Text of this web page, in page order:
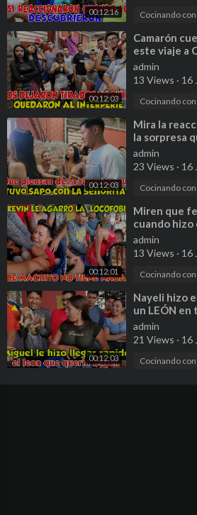
00:12:16 Cocinando
00:12:03
⁣Camarón
este viaje a
Miguel y
admin
13 Views · 16
Cocinando
00:12:03
⁣Mira la
la sorpresa
admin
23 Views · 16
Cocinando
00:12:01
⁣Miren que
cuando hizo
han salido
admin
13 Views · 16
Cocinando
00:12:03
⁣Nayeli hizo
un LEÓN
decepcionó
admin
21 Views · 16
Cocinando